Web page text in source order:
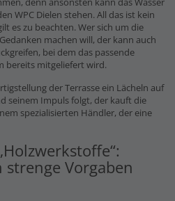
WPC Dielen stehen. All das ist kein
es zu beachten. Wer sich um die
machen will, der kann auch
bei dem das passende
bereits mitgeliefert wird.
der Terrasse ein Lächeln auf
seinem Impuls folgt, der kauft die
spezialisierten Händler, der eine
Vorgaben